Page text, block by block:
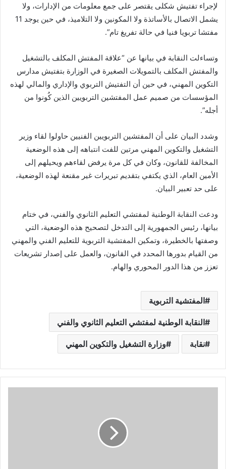
لإجراء تفتيش شكلى يقتصر على جمع معلومات من الإدارات، ولا
يشمل الاتصال بالأساتذة ولا المكونين ولا التلاميذ، في حين يوجد 11
مفتشا تربويا فنيا في حالة تفريغ تام”.
وتساءلت النقابة في بيانها عن “علاقة المفتش المكلف بالتشغيل
والمفتش المكلف بالتمويلات الصغيرة في الوزارة بتفتيش مدارس
التكوين المهني، في حين أن التفتيش التربوي والإداري والمالي لهذه
المؤسسات من صميم عمل المفتشين التربويين الذين كُونوا من
أجله”.
وشدد البيان على أن المفتشين التربويين الفنيين حاولوا لقاء وزير
التشغيل والتكوين المهني مرتين للفت انتباهه إلى هذه الوضعية
المخالفة للقانون، وكان في كل مرة يرفض لقاءهم ويحيلهم إلى
الأمين العام، الذي يكتفي بتقديم تبريرات غير مقنعة لهذه الوضعية،
على حد تعبير البيان.
ودعت النقابة الوطنية لمفتشي التعليم الثانوي والفني، في ختام
بيانها، رئيس الجمهورية إلى التدخل لتصحيح هذه الوضعية، التي
وصفتها بالخطيرة، وتمكين المفتشية التربوية للتعليم الفني والمهني
من القيام بدورها المحدد في القانون، والعمل على إصدار تشريعات
تعزز من هذا الدور المحوري والهام.
المفتشية التربوية
النقابة الوطنية لمفتشي التعليم الثانوي والفني
نقابة وزارة التشغيل والتكوين المهني